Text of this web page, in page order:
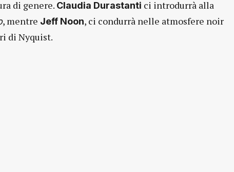
di genere. Claudia Durastanti ci introdurrà alla
, mentre Jeff Noon, ci condurrà nelle atmosfere noir
di Nyquist.